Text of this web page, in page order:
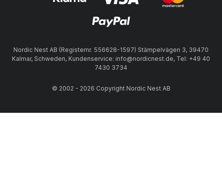
Nordic Nest AB (Registernr. 556628-1597) Stämpelvägen 3, 39470
Kalmar, Schweden, Kundenservice: info@nordicnest.de, Tel: +49 40
7430 3734
© 2002 - 2026 Copyright Nordic Nest AB